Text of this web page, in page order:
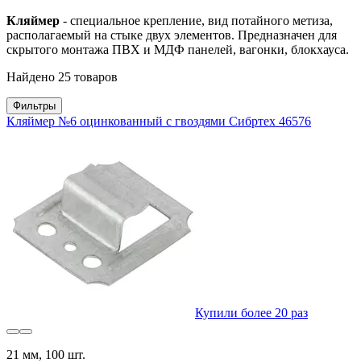
Кляймер - специальное крепление, вид потайного метиза,
располагаемый на стыке двух элементов. Предназначен для
скрытого монтажа ПВХ и МДФ панелей, вагонки, блокхауса.
Найдено 25 товаров
Фильтры
Кляймер №6 оцинкованный с гвоздями Сибртех 46576
Купили более 20 раз
21 мм, 100 шт.